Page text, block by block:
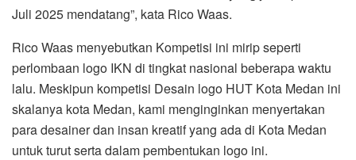
Juli 2025 mendatang”, kata Rico Waas.
Rico Waas menyebutkan Kompetisi ini mirip seperti
perlombaan logo IKN di tingkat nasional beberapa waktu
lalu. Meskipun kompetisi Desain logo HUT Kota Medan ini
skalanya kota Medan, kami menginginkan menyertakan
para desainer dan insan kreatif yang ada di Kota Medan
untuk turut serta dalam pembentukan logo ini.